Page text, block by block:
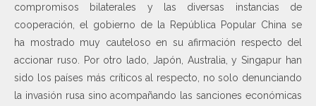
compromisos bilaterales y las diversas instancias de
cooperación, el gobierno de la República Popular China se
ha mostrado muy cauteloso en su afirmación respecto del
accionar ruso. Por otro lado, Japón, Australia, y Singapur han
sido los países más críticos al respecto, no solo denunciando
la invasión rusa sino acompañando las sanciones económicas